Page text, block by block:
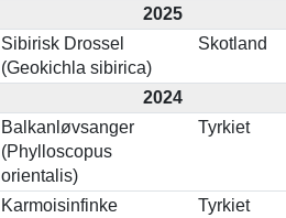
2025
Sibirisk Drossel
(Geokichla sibirica)
Skotland
2024
Balkanløvsanger
(Phylloscopus
orientalis)
Tyrkiet
Karmoisinfinke
Tyrkiet